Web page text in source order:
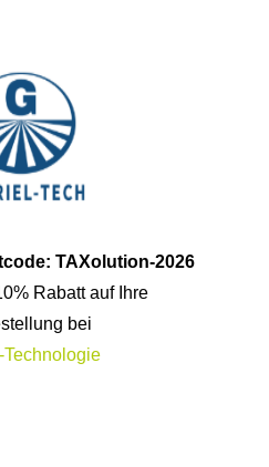
TAXolution-2026
Rabatt auf Ihre
bei
Technologie